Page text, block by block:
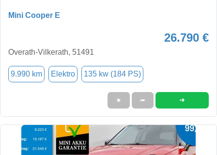
Mini Cooper E
26.790 €
Overath-Vilkerath, 51491
9.990 km Elektro 135 kw (184 PS)
★ ➦ ➜